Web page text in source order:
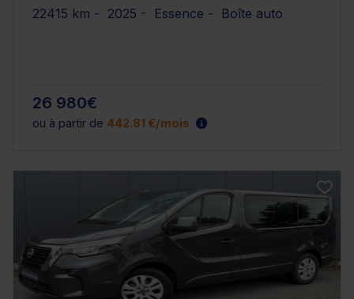
22415 km - 2025 - Essence - Boîte auto
26 980€
ou à partir de 442.81 €/mois